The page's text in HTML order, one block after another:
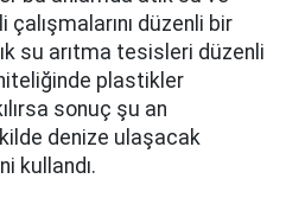
düzenli bir
su arıtma tesisleri düzenli
plastikler
sonuç şu an
denize ulaşacak
kullandı.